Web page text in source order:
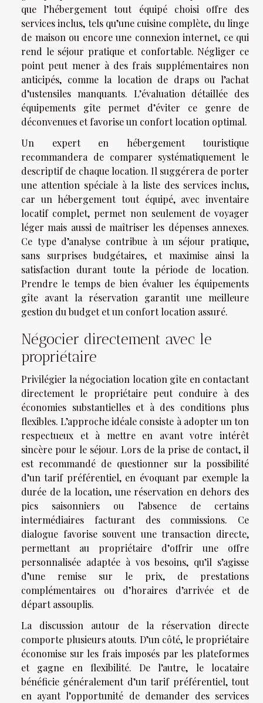
que l’hébergement tout équipé choisi offre des
services inclus, tels qu’une cuisine complète, du linge
de maison ou encore une connexion internet, ce qui
rend le séjour pratique et confortable. Négliger ce
point peut mener à des frais supplémentaires non
anticipés, comme la location de draps ou l’achat
d’ustensiles manquants. L’évaluation détaillée des
équipements gîte permet d’éviter ce genre de
déconvenues et favorise un confort location optimal.
Un expert en hébergement touristique
recommandera de comparer systématiquement le
descriptif de chaque location. Il suggérera de porter
une attention spéciale à la liste des services inclus,
car un hébergement tout équipé, avec inventaire
locatif complet, permet non seulement de voyager
léger mais aussi de maîtriser les dépenses annexes.
Ce type d’analyse contribue à un séjour pratique,
sans surprises budgétaires, et maximise ainsi la
satisfaction durant toute la période de location.
Prendre le temps de bien évaluer les équipements
gîte avant la réservation garantit une meilleure
gestion du budget et un confort location assuré.
Négocier directement avec le
propriétaire
Privilégier la négociation location gîte en contactant
directement le propriétaire peut conduire à des
économies substantielles et à des conditions plus
flexibles. L’approche idéale consiste à adopter un ton
respectueux et à mettre en avant votre intérêt
sincère pour le séjour. Lors de la prise de contact, il
est recommandé de questionner sur la possibilité
d’un tarif préférentiel, en évoquant par exemple la
durée de la location, une réservation en dehors des
pics saisonniers ou l’absence de certains
intermédiaires facturant des commissions. Ce
dialogue favorise souvent une transaction directe,
permettant au propriétaire d’offrir une offre
personnalisée adaptée à vos besoins, qu’il s’agisse
d’une remise sur le prix, de prestations
complémentaires ou d’horaires d’arrivée et de
départ assouplis.
La discussion autour de la réservation directe
comporte plusieurs atouts. D’un côté, le propriétaire
économise sur les frais imposés par les plateformes
et gagne en flexibilité. De l’autre, le locataire
bénéficie généralement d’un tarif préférentiel, tout
en ayant l’opportunité de demander des services